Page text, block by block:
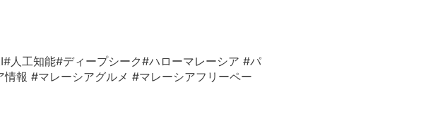
人工知能#ディープシーク#ハローマレーシア #パ
報 #マレーシアグルメ #マレーシアフリーペー